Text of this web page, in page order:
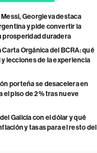
Georgieva destaca
y pide convertir la
prosperidad duradera
Orgánica del BCRA: qué
lecciones de la experiencia
porteña se desacelera en
el piso de 2% tras nueve
Galicia con el dólar y qué
y tasas para el resto del